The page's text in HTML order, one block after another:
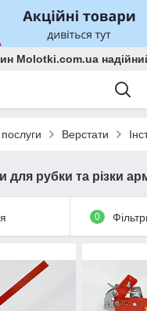
Molotki.com.ua
Верстати
для рубки та різки
0